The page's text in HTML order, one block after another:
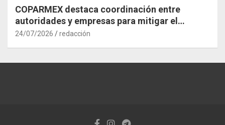
COPARMEX destaca coordinación entre
autoridades y empresas para mitigar el
impacto del Tren México–Querétaro
24/07/2026 redacción